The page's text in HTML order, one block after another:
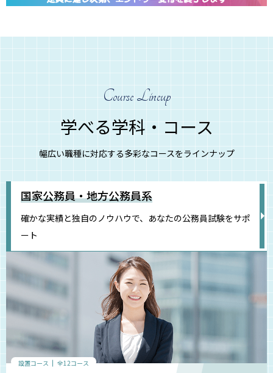
Course Lineup
学べる学科・コース
幅広い職種に対応する多彩なコースをラインナップ
国家公務員・地方公務員系
確かな実績と独自のノウハウで、あなたの公務員試験をサポ
ート
設置コース 全12コース